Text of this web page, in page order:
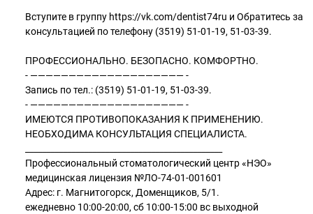
Вступите в группу https://vk.com/dentist74ru и Обратитесь за
консультацией по телефону (3519) 51-01-19, 51-03-39.
ПРОФЕССИОНАЛЬНО. БЕЗОПАСНО. КОМФОРТНО.
- ———————————————————— -
Запись по тел.: (3519) 51-01-19, 51-03-39.
- ———————————————————— -
ИМЕЮТСЯ ПРОТИВОПОКАЗАНИЯ К ПРИМЕНЕНИЮ.
НЕОБХОДИМА КОНСУЛЬТАЦИЯ СПЕЦИАЛИСТА.
Профессиональный стоматологический центр «НЭО»
медицинская лицензия №ЛО-74-01-001601
Адрес: г. Магнитогорск, Доменщиков, 5/1.
ежедневно 10:00-20:00, сб 10:00-15:00 вс выходной